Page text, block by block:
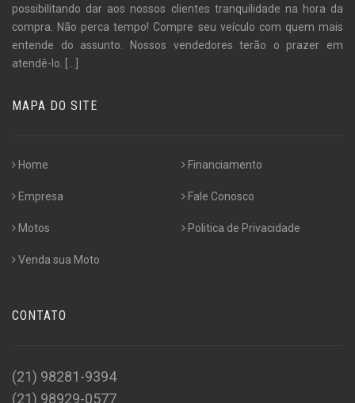
possibilitando dar aos nossos clientes tranquilidade na hora da
compra. Não perca tempo! Compre seu veículo com quem mais
entende do assunto. Nossos vendedores terão o prazer em
atendê-lo.
MAPA DO SITE
Home
Empresa
Motos
Venda sua Moto
Financiamento
Fale Conosco
Politica de Privacidade
CONTATO
(21) 98281-9394
(21) 98929-0577